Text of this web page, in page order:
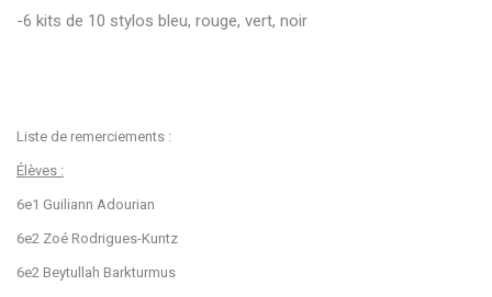
-6 kits de 10 stylos bleu, rouge, vert, noir
Liste de remerciements :
Élèves :
6e1 Guiliann Adourian
6e2 Zoé Rodrigues-Kuntz
6e2 Beytullah Barkturmus